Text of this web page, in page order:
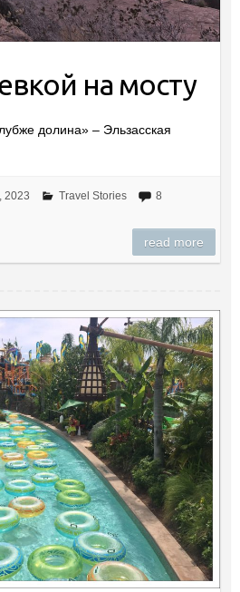
на мосту
долина» – Эльзасская
2023 Travel Stories
8
read more